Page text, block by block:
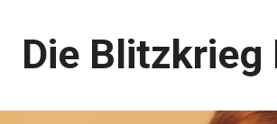
Die Blitzkrieg